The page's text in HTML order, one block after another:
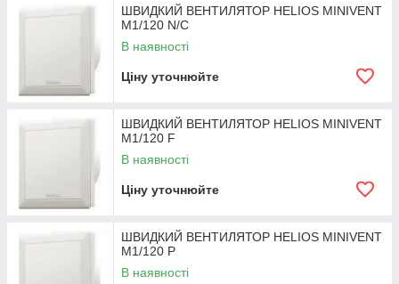
ШВИДКИЙ ВЕНТИЛЯТОР HELIOS MINIVENT
M1/120 N/C
В наявності
Ціну уточнюйте
ШВИДКИЙ ВЕНТИЛЯТОР HELIOS MINIVENT
M1/120 F
В наявності
Ціну уточнюйте
ШВИДКИЙ ВЕНТИЛЯТОР HELIOS MINIVENT
M1/120 P
В наявності